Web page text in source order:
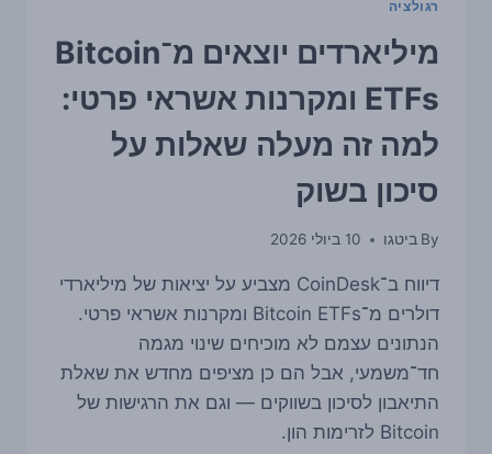
רגולציה
מיליארדים יוצאים מ־Bitcoin
ETFs ומקרנות אשראי פרטי:
למה זה מעלה שאלות על
סיכון בשוק
By ביטגו 10 ביולי 2026
דיווח ב־CoinDesk מצביע על יציאות של מיליארדי
דולרים מ־Bitcoin ETFs ומקרנות אשראי פרטי.
הנתונים עצמם לא מוכיחים שינוי מגמה
חד־משמעי, אבל הם כן מציפים מחדש את שאלת
התיאבון לסיכון בשווקים — וגם את הרגישות של
Bitcoin לזרימות הון.